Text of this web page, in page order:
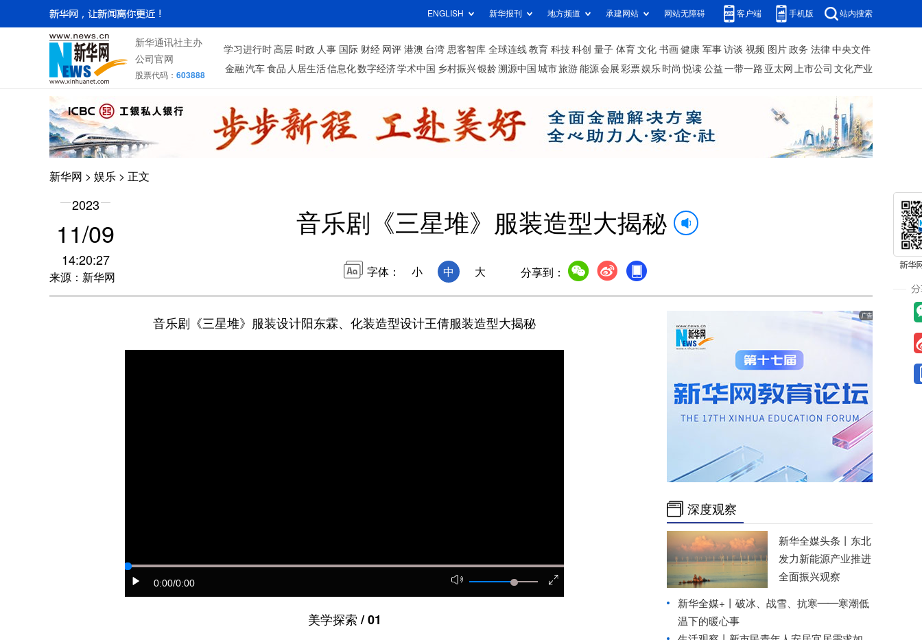
ENGLISH 新华报刊 地方频道 承建网站 网站无障碍 客户端 手机版 站内搜索
新华通讯社主办
公司官网
股票代码： 603888
学习进行时 高层 时政 人事 国际 财经 网评 港澳 台湾 思客智库 全球连线 教育 科技 科创 量子 体育 文化 书画 健康 军事 访谈 视频 图片 政务 法律 中央文件
金融 汽车 食品 人居生活信息化数字经济学术中国 乡村振兴银龄溯源中国 城市旅游 能源 会展 彩票娱乐 时尚 悦读 公益 一带一路 亚太网 上市公司 文化产业
新华网 > 娱乐 > 正文
2023
11/09
14:20:27
来源：新华网
音乐剧《三星堆》服装造型大揭秘
字体： 小 中 大 分享到：
音乐剧《三星堆》服装设计阳东霖、化装造型设计王倩服装造型大揭秘
0:00/0:00
美学探索 / 01
深度观察
新华全媒头条丨 东北
发力新能源产业推进
全面振兴观察
新华全媒+丨 破冰、战雪、抗寒——寒潮低
温下的暖心事